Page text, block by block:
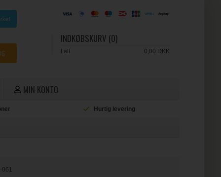
INDKØBSKURV (0)
I alt: 0,00 DKK
MIN KONTO
Hurtig levering
061